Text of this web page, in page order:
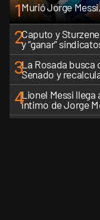
1Murió Jorge
2Caputo y
y “ganar”
3La Rosada busca
Senado y
4Lionel Messi
íntimo de Jorge